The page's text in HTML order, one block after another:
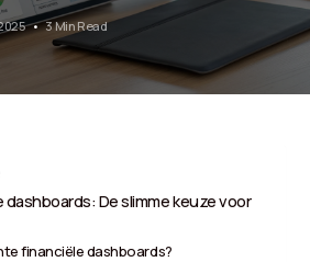
3 Min Read
De slimme keuze voor
financiële dashboards?